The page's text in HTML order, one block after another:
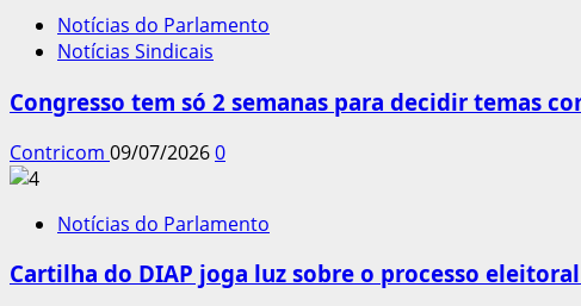
Notícias do Parlamento
Notícias Sindicais
Congresso tem só 2 semanas para decidir temas
Contricom 09/07/20260
Notícias do Parlamento
Cartilha do DIAP joga luz sobre o processo